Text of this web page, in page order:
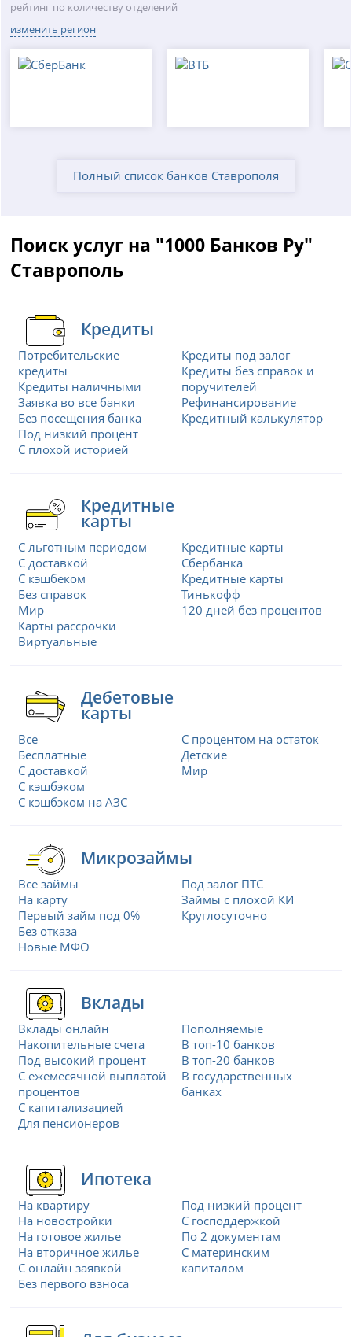
рейтинг по количеству отделений
изменить регион
Полный список банков Ставрополя
Поиск услуг на "1000 Банков Ру"
Ставрополь
Кредиты
Потребительские
кредиты
Кредиты наличными
Заявка во все банки
Без посещения банка
Под низкий процент
С плохой историей
Кредиты под залог
Кредиты без справок и
поручителей
Рефинансирование
Кредитный калькулятор
Кредитные
карты
С льготным периодом
С доставкой
С кэшбеком
Без справок
Мир
Карты рассрочки
Виртуальные
Кредитные карты
Сбербанка
Кредитные карты
Тинькофф
120 дней без процентов
Дебетовые
карты
Все
Бесплатные
С доставкой
С кэшбэком
С кэшбэком на АЗС
С процентом на остаток
Детские
Мир
Микрозаймы
Все займы
На карту
Первый займ под 0%
Без отказа
Новые МФО
Под залог ПТС
Займы с плохой КИ
Круглосуточно
Вклады
Вклады онлайн
Накопительные счета
Под высокий процент
С ежемесячной выплатой
процентов
С капитализацией
Для пенсионеров
Пополняемые
В топ-10 банков
В топ-20 банков
В государственных
банках
Ипотека
На квартиру
На новостройки
На готовое жилье
На вторичное жилье
С онлайн заявкой
Без первого взноса
Под низкий процент
С господдержкой
По 2 документам
С материнским
капиталом